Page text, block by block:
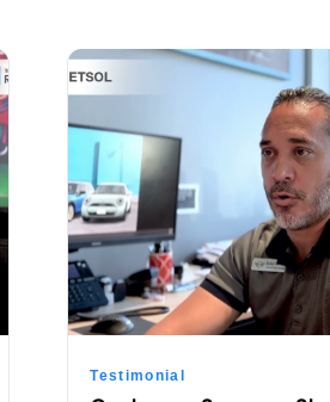
Testimonial